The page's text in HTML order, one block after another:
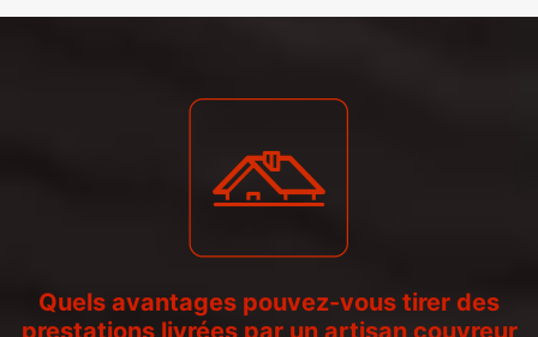
Quels avantages pouvez-vous tirer des
prestations livrées par un artisan couvreur